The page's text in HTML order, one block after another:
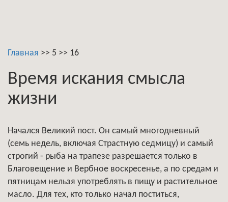
Главная >> 5 >> 16
Время искания смысла
жизни
Начался Великий пост. Он самый многодневный
(семь недель, включая Страстную седмицу) и самый
строгий - рыба на трапезе разрешается только в
Благовещение и Вербное воскресенье, а по средам и
пятницам нельзя употреблять в пищу и растительное
масло. Для тех, кто только начал поститься,